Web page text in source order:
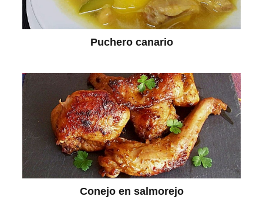
Puchero canario
Conejo en salmorejo